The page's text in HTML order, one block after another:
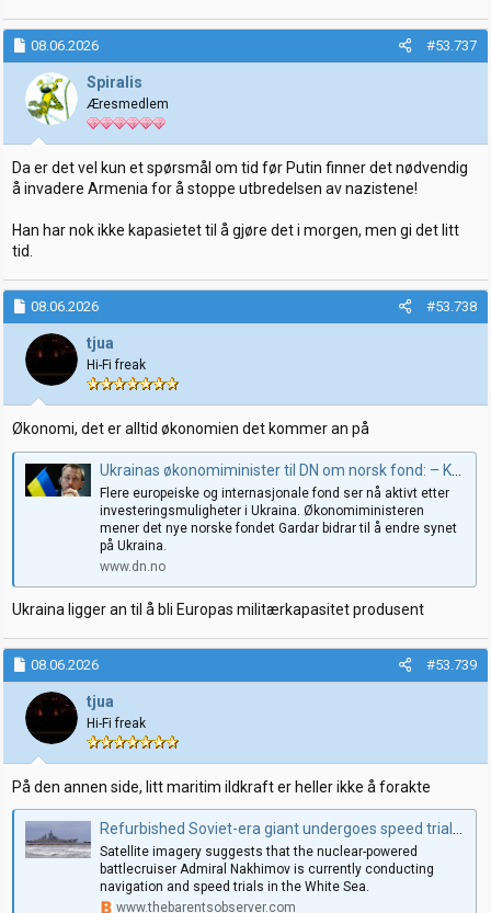
08.06.2026 #53.737
Spiralis
Æresmedlem
Da er det vel kun et spørsmål om tid før Putin finner det nødvendig
å invadere Armenia for å stoppe utbredelsen av nazistene!
Han har nok ikke kapasietet til å gjøre det i morgen, men gi det litt
tid.
08.06.2026 #53.738
tjua
Hi-Fi freak
Økonomi, det er alltid økonomien det kommer an på
Ukrainas økonomiminister til DN om norsk fond: – Kapital som faktisk når helt frem til frontlinjen (+)
Flere europeiske og internasjonale fond ser nå aktivt etter
investeringsmuligheter i Ukraina. Økonomiministeren
mener det nye norske fondet Gardar bidrar til å endre synet
på Ukraina.
www.dn.no
Ukraina ligger an til å bli Europas militærkapasitet produsent
08.06.2026 #53.739
tjua
Hi-Fi freak
På den annen side, litt maritim ildkraft er heller ikke å forakte
Refurbished Soviet-era giant undergoes speed trials in the White Sea
Satellite imagery suggests that the nuclear-powered
battlecruiser Admiral Nakhimov is currently conducting
navigation and speed trials in the White Sea.
www.thebarentsobserver.com